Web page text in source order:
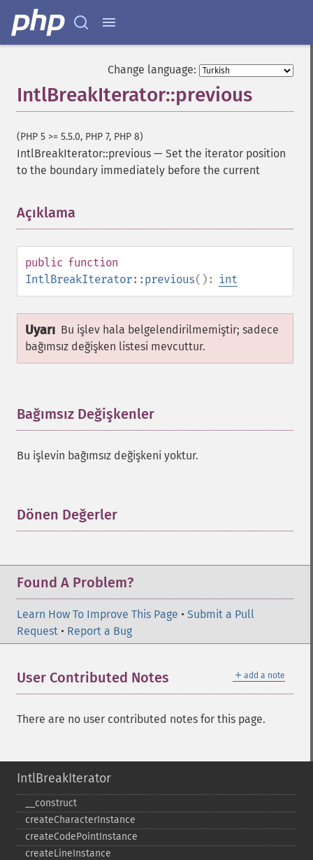
Change language:
IntlBreakIterator::previous
(PHP 5 >= 5.5.0, PHP 7, PHP 8)
IntlBreakIterator::previous — Set the iterator position
to the boundary immediately before the current
Açıklama
public function
IntlBreakIterator::previous(): int
Uyarı Bu işlev hala belgelendirilmemiştir; sadece
bağımsız değişken listesi mevcuttur.
Bağımsız Değişkenler
Bu işlevin bağımsız değişkeni yoktur.
Dönen Değerler
Found A Problem?
Learn How To Improve This Page • Submit a Pull
Request • Report a Bug
＋ add a note
User Contributed Notes
There are no user contributed notes for this page.
IntlBreakIterator
_​_​construct
createCharacterInstance
createCodePointInstance
createLineInstance